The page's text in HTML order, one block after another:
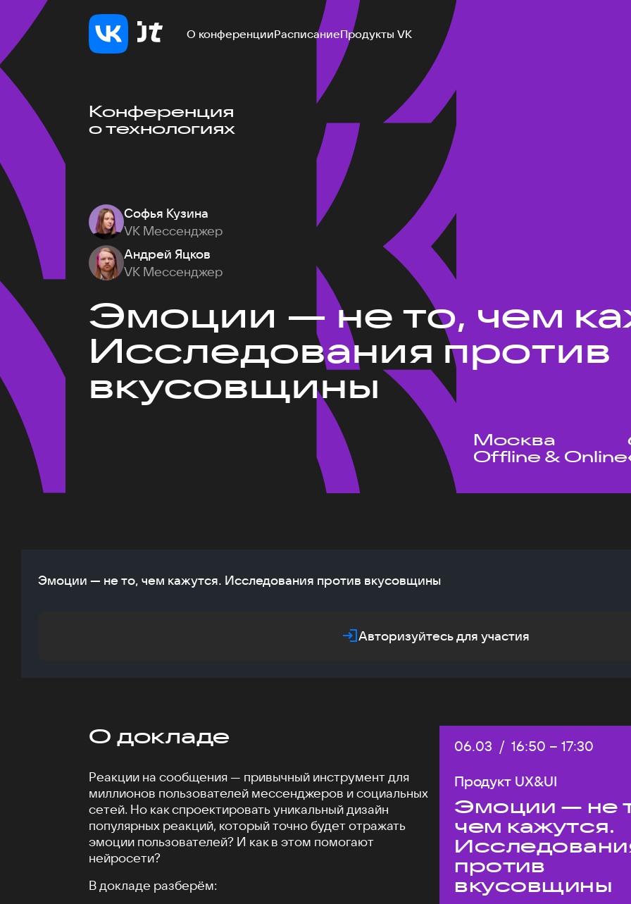
О конференцииРасписаниеПродукты VK
Конференция
о технологиях
Софья Кузина
VK Мессенджер
Андрей Яцков
VK Мессенджер
Эмоции — не то, чем
Исследования против
вкусовщины
Москва
Offline & Online
Эмоции — не то, чем кажутся. Исследования против вкусовщины
Авторизуйтесь для участия
О докладе
Реакции на сообщения — привычный инструмент для
миллионов пользователей мессенджеров и социальных
сетей. Но как спроектировать уникальный дизайн
популярных реакций, который точно будет отражать
эмоции пользователей? И как в этом помогают
нейросети?
В докладе разберём:
Дата:
06.03 / Начало:
16:50 – Конец:
17:30
Продукт UX&UI
Эмоции — не
чем кажутся.
против
вкусовщины